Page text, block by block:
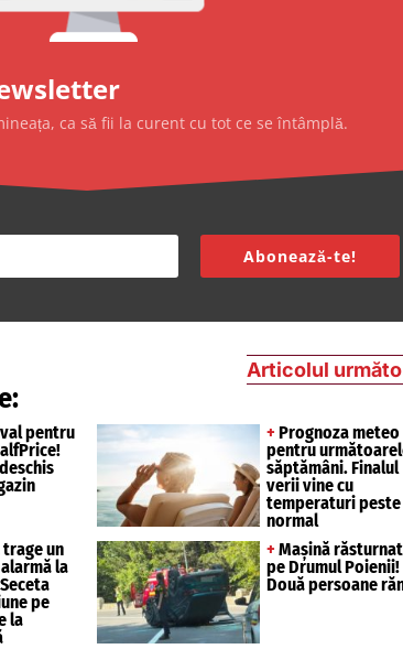
ca să fii la curent cu tot ce se întâmplă.
Abonează-te!
Articolul
pentru
+ Prognoza meteo
pentru
săptămâni. Finalul
verii vine cu
temperaturi peste
normal
trage un
la
pe
la
+ Mașină
pe Drumul Poienii!
Două persoane